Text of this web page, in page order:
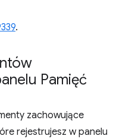
.
Pamięć
zachowujące
rejestrujesz w panelu